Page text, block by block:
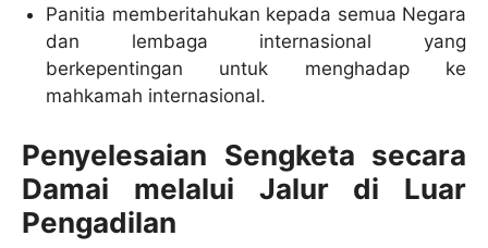
Panitia memberitahukan kepada semua Negara
dan lembaga internasional yang
berkepentingan untuk menghadap ke
mahkamah internasional.
Penyelesaian Sengketa secara
Damai melalui Jalur di Luar
Pengadilan